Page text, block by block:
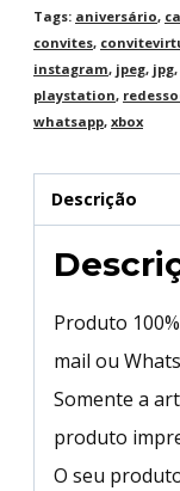
Tags: aniversário,
convites,
instagram, jpeg, jpg,
playstation,
whatsapp, xbox
Descrição
Produto
mail ou
Somente a
produto
O seu